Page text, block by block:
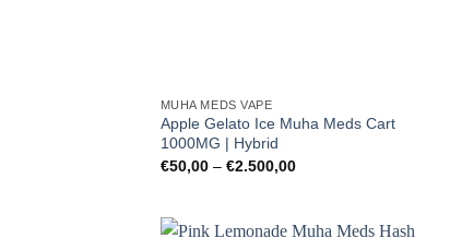
MUHA MEDS VAPE
Apple Gelato Ice Muha Meds Cart
1000MG | Hybrid
€50,00 – €2.500,00Preisspanne: